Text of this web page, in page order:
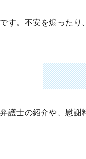
す。不安を煽ったり
護士の紹介や、慰謝